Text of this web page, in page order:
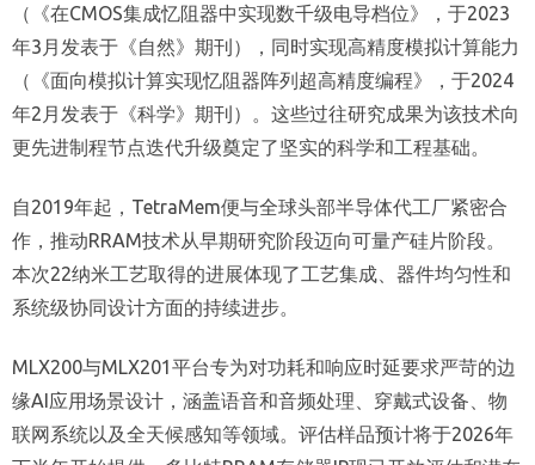
（《在CMOS集成忆阻器中实现数千级电导档位》，于2023
年3月发表于《自然》期刊），同时实现高精度模拟计算能力
（《面向模拟计算实现忆阻器阵列超高精度编程》，于2024
年2月发表于《科学》期刊）。这些过往研究成果为该技术向
更先进制程节点迭代升级奠定了坚实的科学和工程基础。
自2019年起，TetraMem便与全球头部半导体代工厂紧密合
作，推动RRAM技术从早期研究阶段迈向可量产硅片阶段。
本次22纳米工艺取得的进展体现了工艺集成、器件均匀性和
系统级协同设计方面的持续进步。
MLX200与MLX201平台专为对功耗和响应时延要求严苛的边
缘AI应用场景设计，涵盖语音和音频处理、穿戴式设备、物
联网系统以及全天候感知等领域。评估样品预计将于2026年